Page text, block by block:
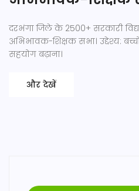
दरभंगा जिले के 2500+ सरकारी
अभिभावक-शिक्षक सभा। उद्देश्य:
सहयोग बढ़ाना।
और देखें